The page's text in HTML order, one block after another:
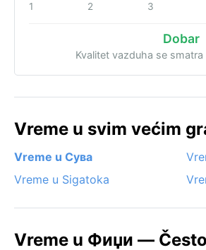
1 2 3
Dobar
Kvalitet vazduha se
Vreme u svim većim
Vreme u Сува
Vreme u Sigatoka
Vreme u Фиџи —